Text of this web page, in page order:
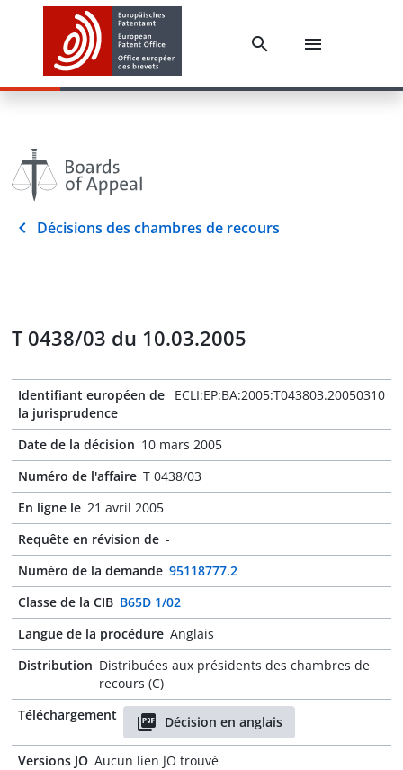
Décisions des chambres de recours
T 0438/03 du 10.03.2005
Identifiant européen de
la jurisprudence
ECLI:EP:BA:2005:T043803.20050310
Date de la décision 10 mars 2005
Numéro de l'affaire T 0438/03
En ligne le 21 avril 2005
Requête en révision de -
Numéro de la demande 95118777.2
Classe de la CIB B65D 1/02
Langue de la procédure Anglais
Distribution Distribuées aux présidents des chambres de
recours (C)
Téléchargement
Décision en anglais
Versions JO Aucun lien JO trouvé